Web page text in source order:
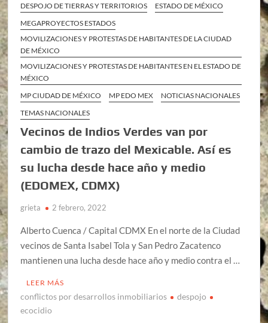
DESPOJO DE TIERRAS Y TERRITORIOS
ESTADO DE MÉXICO
MEGAPROYECTOS ESTADOS
MOVILIZACIONES Y PROTESTAS DE HABITANTES DE LA CIUDAD
DE MÉXICO
MOVILIZACIONES Y PROTESTAS DE HABITANTES EN EL ESTADO DE
MÉXICO
MP CIUDAD DE MÉXICO
MP EDO MEX
NOTICIAS NACIONALES
TEMAS NACIONALES
Vecinos de Indios Verdes van por
cambio de trazo del Mexicable. Así es
su lucha desde hace año y medio
(EDOMEX, CDMX)
grieta 2 febrero, 2022
Alberto Cuenca / Capital CDMX En el norte de la Ciudad
vecinos de Santa Isabel Tola y San Pedro Zacatenco
mantienen una lucha desde hace año y medio contra el …
LEER MÁS
conflictos por desarrollos inmobiliarios
despojo
ecocidio